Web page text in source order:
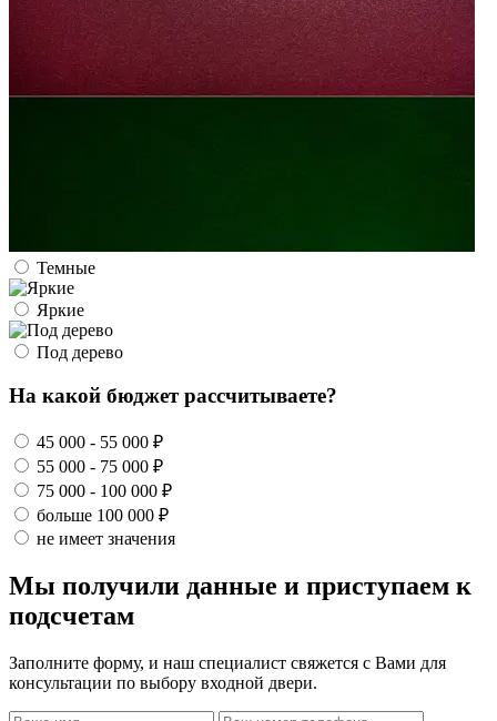
Темные
Яркие
Под дерево
На какой бюджет рассчитываете?
45 000 - 55 000 ₽
55 000 - 75 000 ₽
75 000 - 100 000 ₽
больше 100 000 ₽
не имеет значения
Мы получили данные и приступаем к
подсчетам
Заполните форму, и наш специалист свяжется с Вами для
консультации по выбору входной двери.